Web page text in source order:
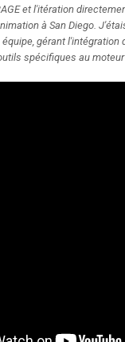
et l'itération
à San Diego.
gérant l'intégration
spécifiques au moteur